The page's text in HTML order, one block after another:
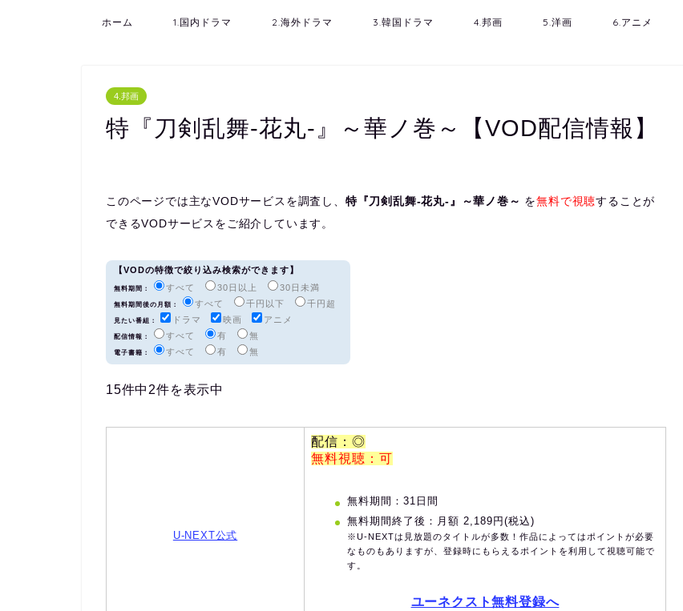
ホーム 1.国内ドラマ 2.海外ドラマ 3.韓国ドラマ 4.邦画 5.洋画 6.アニメ
4.邦画
特『刀剣乱舞-花丸-』～華ノ巻～【VOD配信情報】
このページでは主なVODサービスを調査し、 特『刀剣乱舞-花丸-』～華ノ巻～ を無料で視聴することが
できるVODサービスをご紹介しています。
【VODの特徴で絞り込み検索ができます】
無料期間： すべて 30日以上 30日未満
無料期間後の月額： すべて 千円以下 千円超
見たい番組： ドラマ 映画 アニメ
配信情報： すべて 有 無
電子書籍： すべて 有 無
15件中2件を表示中
U-NEXT公式
配信：◎
無料視聴：可
無料期間：31日間
無料期間終了後：月額 2,189円(税込)
※U-NEXTは見放題のタイトルが多数！作品によってはポイントが必要
なものもありますが、登録時にもらえるポイントを利用して視聴可能で
す。
ユーネクスト無料登録へ